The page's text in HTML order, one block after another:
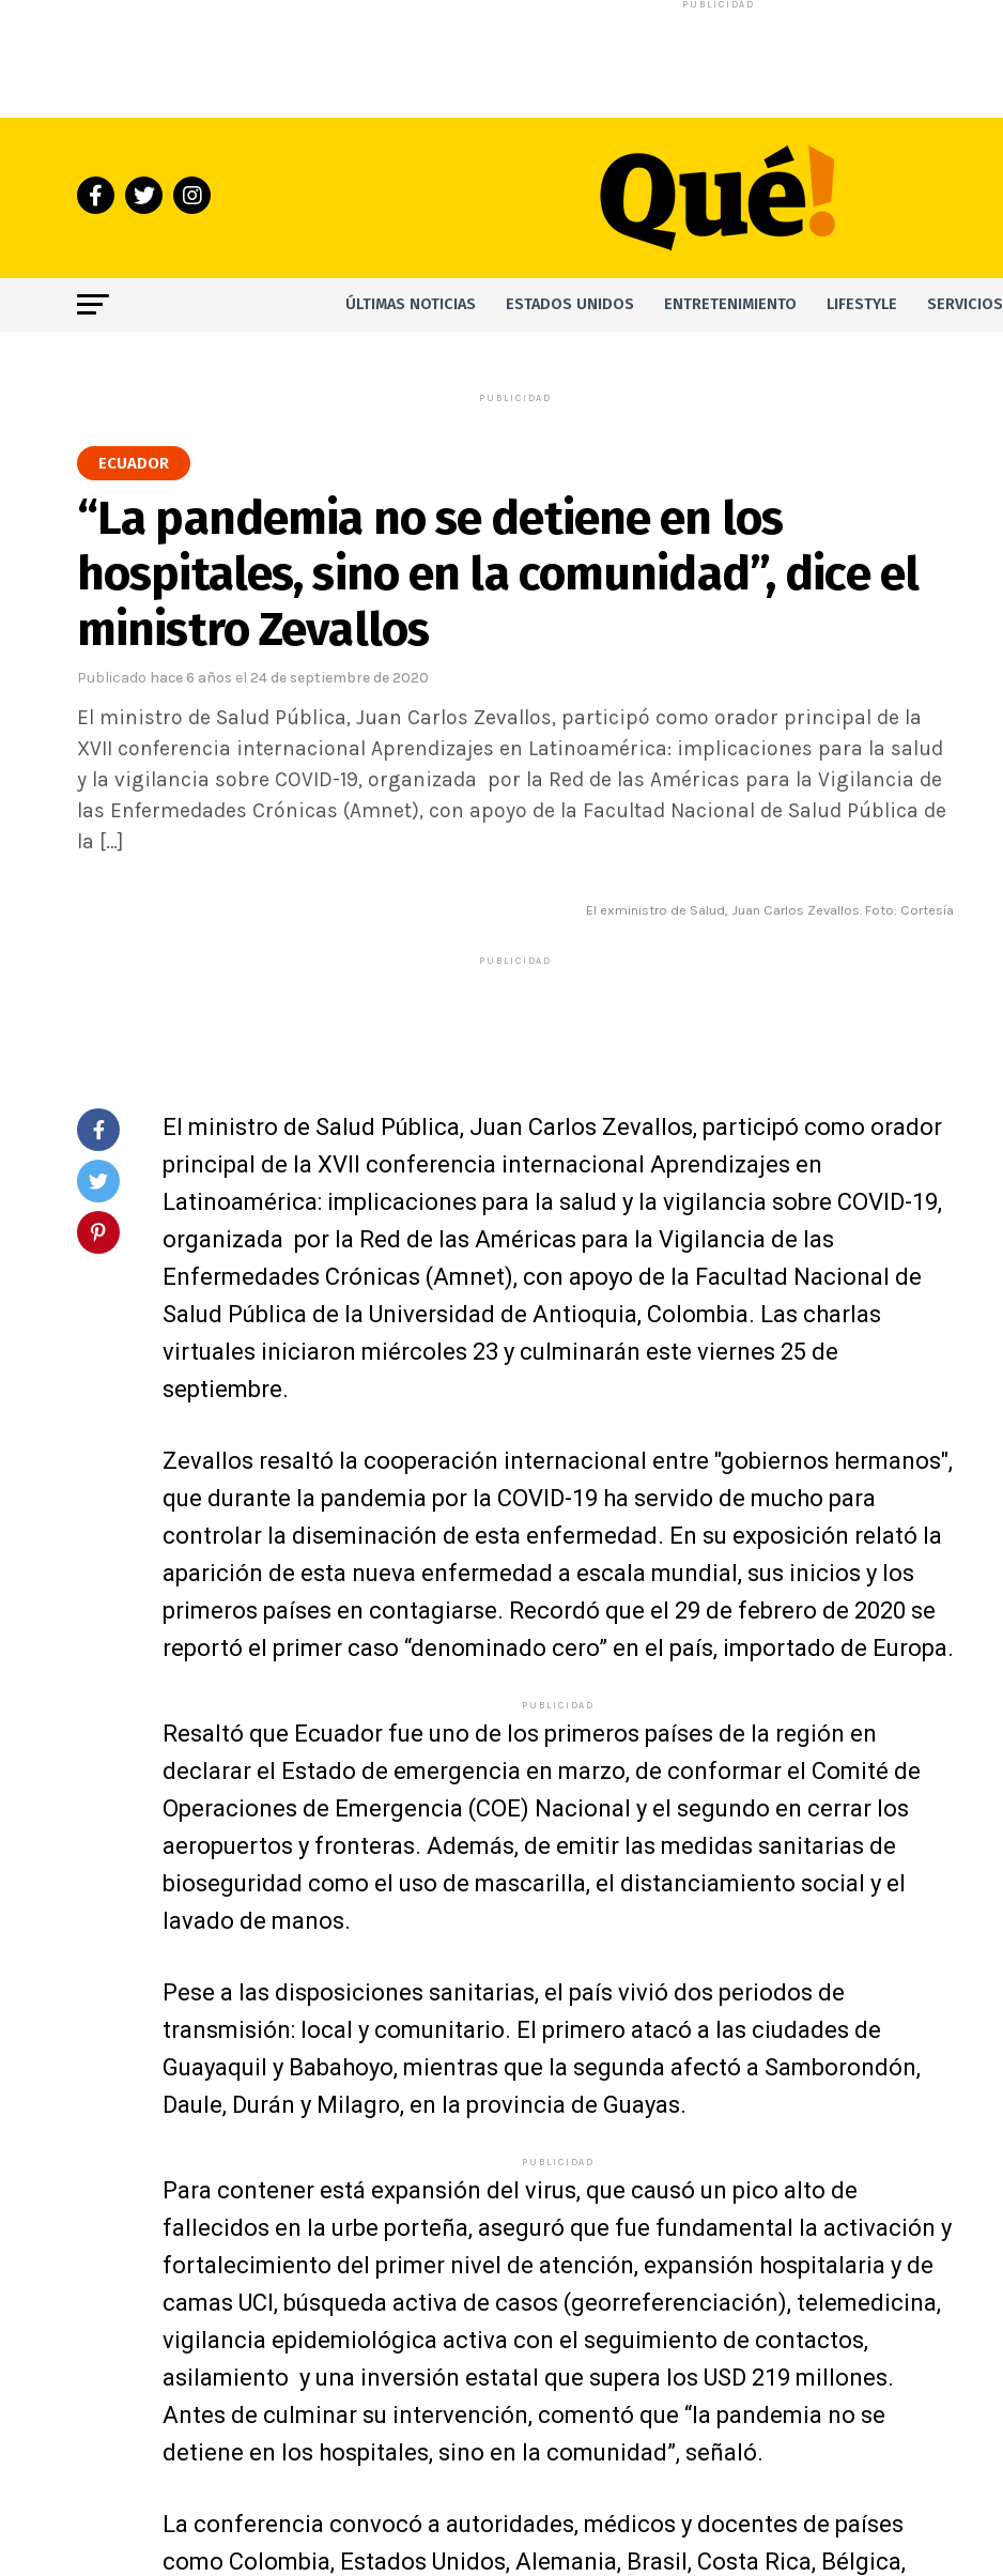
PUBLICIDAD
ÚLTIMAS NOTICIAS ESTADOS UNIDOS ENTRETENIMIENTO LIFESTYLE SERVICIOS
PUBLICIDAD
ECUADOR
“La pandemia no se detiene en los
hospitales, sino en la comunidad”, dice el
ministro Zevallos
Publicado hace 6 años el 24 de septiembre de 2020
El ministro de Salud Pública, Juan Carlos Zevallos, participó como orador principal de la
XVII conferencia internacional Aprendizajes en Latinoamérica: implicaciones para la salud
y la vigilancia sobre COVID-19, organizada por la Red de las Américas para la Vigilancia de
las Enfermedades Crónicas (Amnet), con apoyo de la Facultad Nacional de Salud Pública de
la […]
El exministro de Salud, Juan Carlos Zevallos. Foto: Cortesía
PUBLICIDAD
El ministro de Salud Pública, Juan Carlos Zevallos, participó como orador
principal de la XVII conferencia internacional Aprendizajes en
Latinoamérica: implicaciones para la salud y la vigilancia sobre COVID-19,
organizada por la Red de las Américas para la Vigilancia de las
Enfermedades Crónicas (Amnet), con apoyo de la Facultad Nacional de
Salud Pública de la Universidad de Antioquia, Colombia. Las charlas
virtuales iniciaron miércoles 23 y culminarán este viernes 25 de
septiembre.
Zevallos resaltó la cooperación internacional entre "gobiernos hermanos",
que durante la pandemia por la COVID-19 ha servido de mucho para
controlar la diseminación de esta enfermedad. En su exposición relató la
aparición de esta nueva enfermedad a escala mundial, sus inicios y los
primeros países en contagiarse. Recordó que el 29 de febrero de 2020 se
reportó el primer caso “denominado cero” en el país, importado de Europa.
PUBLICIDAD
Resaltó que Ecuador fue uno de los primeros países de la región en
declarar el Estado de emergencia en marzo, de conformar el Comité de
Operaciones de Emergencia (COE) Nacional y el segundo en cerrar los
aeropuertos y fronteras. Además, de emitir las medidas sanitarias de
bioseguridad como el uso de mascarilla, el distanciamiento social y el
lavado de manos.
Pese a las disposiciones sanitarias, el país vivió dos periodos de
transmisión: local y comunitario. El primero atacó a las ciudades de
Guayaquil y Babahoyo, mientras que la segunda afectó a Samborondón,
Daule, Durán y Milagro, en la provincia de Guayas.
PUBLICIDAD
Para contener está expansión del virus, que causó un pico alto de
fallecidos en la urbe porteña, aseguró que fue fundamental la activación y
fortalecimiento del primer nivel de atención, expansión hospitalaria y de
camas UCI, búsqueda activa de casos (georreferenciación), telemedicina,
vigilancia epidemiológica activa con el seguimiento de contactos,
asilamiento y una inversión estatal que supera los USD 219 millones.
Antes de culminar su intervención, comentó que “la pandemia no se
detiene en los hospitales, sino en la comunidad”, señaló.
La conferencia convocó a autoridades, médicos y docentes de países
como Colombia, Estados Unidos, Alemania, Brasil, Costa Rica, Bélgica,